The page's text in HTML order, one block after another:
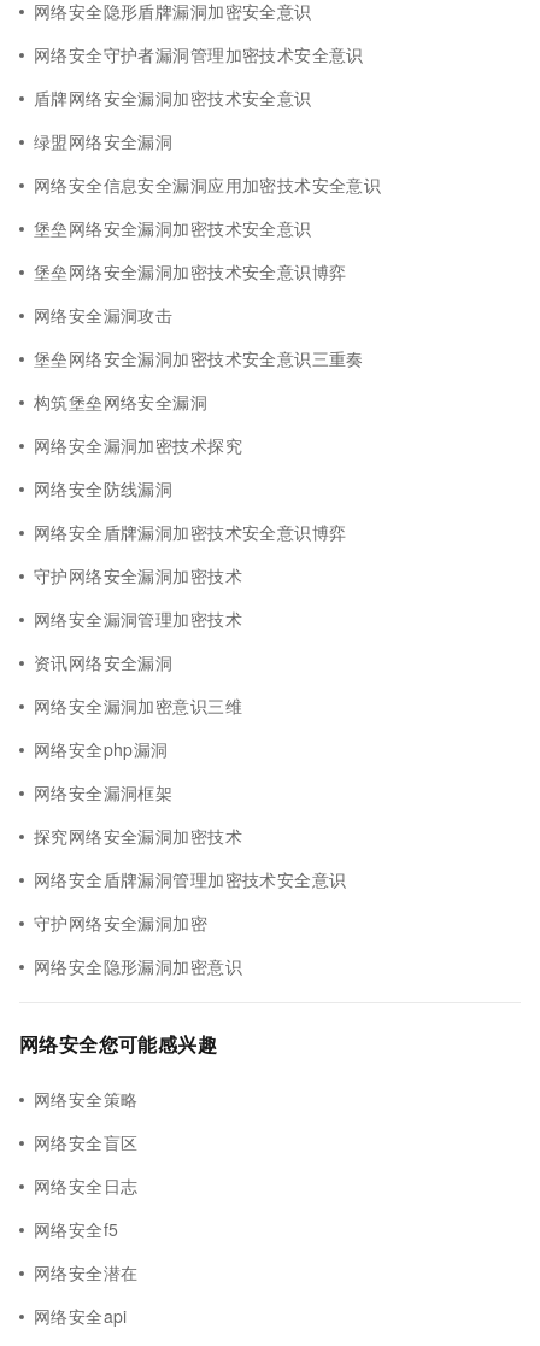
网络安全隐形盾牌漏洞加密安全意识
网络安全守护者漏洞管理加密技术安全意识
盾牌网络安全漏洞加密技术安全意识
绿盟网络安全漏洞
网络安全信息安全漏洞应用加密技术安全意识
堡垒网络安全漏洞加密技术安全意识
堡垒网络安全漏洞加密技术安全意识博弈
网络安全漏洞攻击
堡垒网络安全漏洞加密技术安全意识三重奏
构筑堡垒网络安全漏洞
网络安全漏洞加密技术探究
网络安全防线漏洞
网络安全盾牌漏洞加密技术安全意识博弈
守护网络安全漏洞加密技术
网络安全漏洞管理加密技术
资讯网络安全漏洞
网络安全漏洞加密意识三维
网络安全php漏洞
网络安全漏洞框架
探究网络安全漏洞加密技术
网络安全盾牌漏洞管理加密技术安全意识
守护网络安全漏洞加密
网络安全隐形漏洞加密意识
网络安全您可能感兴趣
网络安全策略
网络安全盲区
网络安全日志
网络安全f5
网络安全潜在
网络安全api